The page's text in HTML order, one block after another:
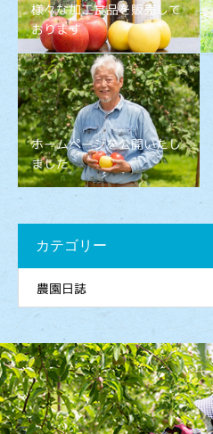
様々な加工食品を販売して
おります
ホームページを公開いたし
ました
カテゴリー
農園日誌